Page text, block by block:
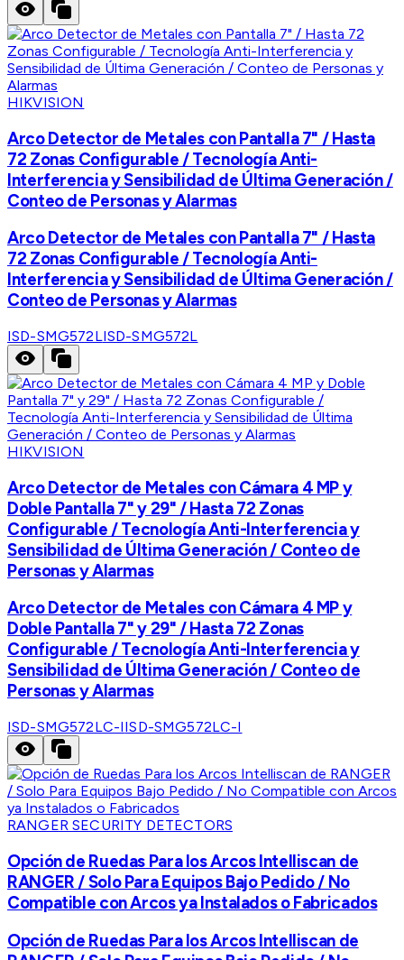
HIKVISION
Arco Detector de Metales con Pantalla 7" / Hasta
72 Zonas Configurable / Tecnología Anti-
Interferencia y Sensibilidad de Última Generación /
Conteo de Personas y Alarmas
Arco Detector de Metales con Pantalla 7" / Hasta
72 Zonas Configurable / Tecnología Anti-
Interferencia y Sensibilidad de Última Generación /
Conteo de Personas y Alarmas
ISD-SMG572LISD-SMG572L
HIKVISION
Arco Detector de Metales con Cámara 4 MP y
Doble Pantalla 7" y 29" / Hasta 72 Zonas
Configurable / Tecnología Anti-Interferencia y
Sensibilidad de Última Generación / Conteo de
Personas y Alarmas
Arco Detector de Metales con Cámara 4 MP y
Doble Pantalla 7" y 29" / Hasta 72 Zonas
Configurable / Tecnología Anti-Interferencia y
Sensibilidad de Última Generación / Conteo de
Personas y Alarmas
ISD-SMG572LC-IISD-SMG572LC-I
RANGER SECURITY DETECTORS
Opción de Ruedas Para los Arcos Intelliscan de
RANGER / Solo Para Equipos Bajo Pedido / No
Compatible con Arcos ya Instalados o Fabricados
Opción de Ruedas Para los Arcos Intelliscan de